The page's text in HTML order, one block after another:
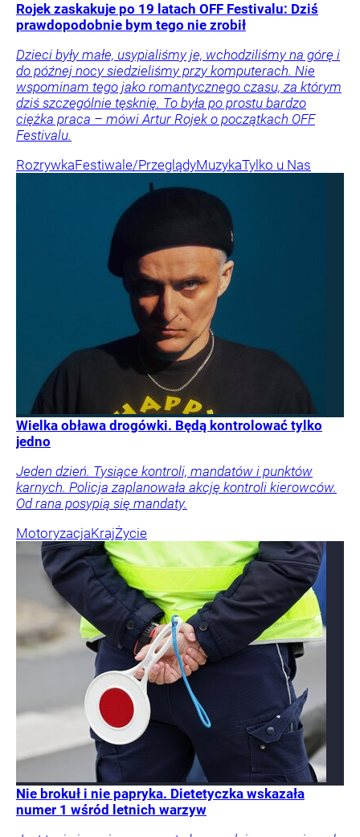
Rojek zaskakuje po 19 latach OFF Festivalu: Dziś
prawdopodobnie bym tego nie zrobił
Dzieci były małe, usypialiśmy je, wchodziliśmy na górę i
do późnej nocy siedzieliśmy przy komputerach. Nie
wspominam tego jako romantycznego czasu, za którym
dziś szczególnie tęsknię. To była po prostu bardzo
ciężka praca – mówi Artur Rojek o początkach OFF
Festivalu.
RozrywkaFestiwale/PrzeglądyMuzykaTylko u Nas
Wielka obława drogówki. Będą kontrolować tylko
jedno
Jeden dzień. Tysiące kontroli, mandatów i punktów
karnych. Policja zaplanowała akcję kontroli kierowców.
Od rana posypią się mandaty.
MotoryzacjaKrajŻycie
Nie brokuł i nie papryka. Dietetyczka wskazała
numer 1 wśród letnich warzyw